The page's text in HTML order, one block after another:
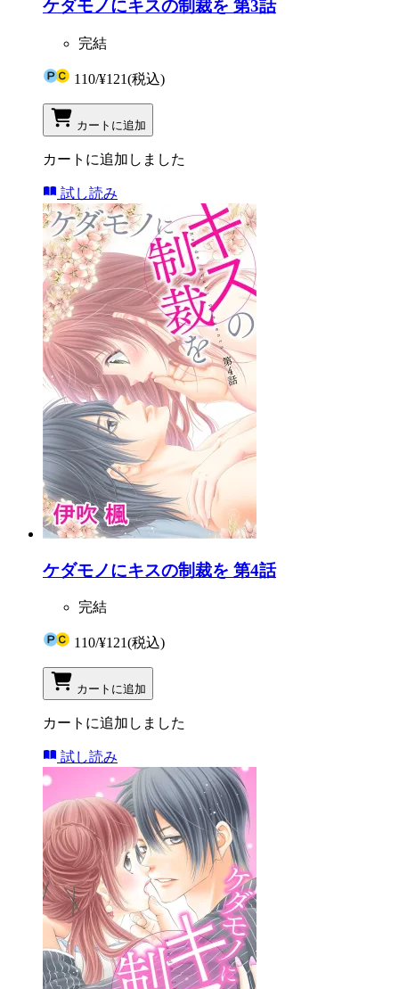
ケダモノにキスの制裁を 第3話
完結
110/¥121(税込)
カートに追加
カートに追加しました
試し読み
ケダモノにキスの制裁を 第4話
完結
110/¥121(税込)
カートに追加
カートに追加しました
試し読み